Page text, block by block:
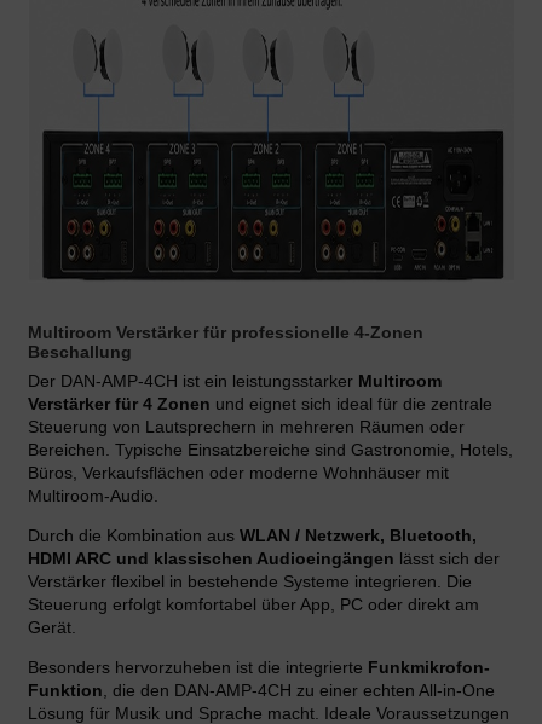
Multiroom Verstärker für professionelle 4-Zonen
Beschallung
Der DAN-AMP-4CH ist ein leistungsstarker Multiroom
Verstärker für 4 Zonen und eignet sich ideal für die zentrale
Steuerung von Lautsprechern in mehreren Räumen oder
Bereichen. Typische Einsatzbereiche sind Gastronomie, Hotels,
Büros, Verkaufsflächen oder moderne Wohnhäuser mit
Multiroom-Audio.
Durch die Kombination aus WLAN / Netzwerk, Bluetooth,
HDMI ARC und klassischen Audioeingängen lässt sich der
Verstärker flexibel in bestehende Systeme integrieren. Die
Steuerung erfolgt komfortabel über App, PC oder direkt am
Gerät.
Besonders hervorzuheben ist die integrierte Funkmikrofon-
Funktion , die den DAN-AMP-4CH zu einer echten All-in-One
Lösung für Musik und Sprache macht. Ideale Voraussetzungen